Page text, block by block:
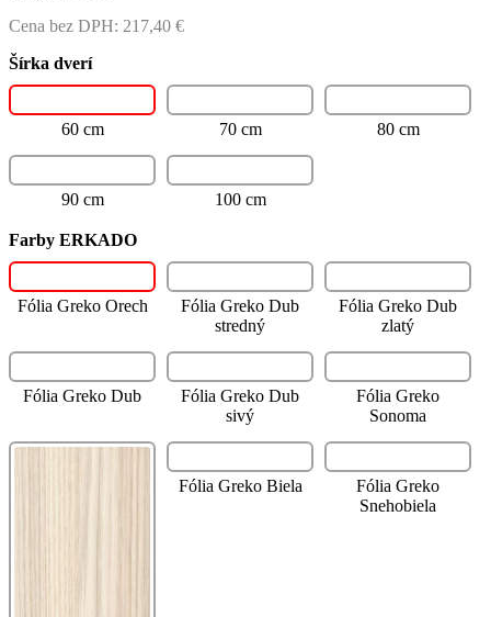
Cena bez DPH: 217,40 €
Šírka dverí
60 cm 70 cm 80 cm
90 cm 100 cm
Farby ERKADO
Fólia Greko Orech
Fólia Greko Dub
stredný
Fólia Greko Dub
zlatý
Fólia Greko Dub
Fólia Greko Dub
sivý
Fólia Greko
Sonoma
Fólia Greko Biela
Fólia Greko
Snehobiela